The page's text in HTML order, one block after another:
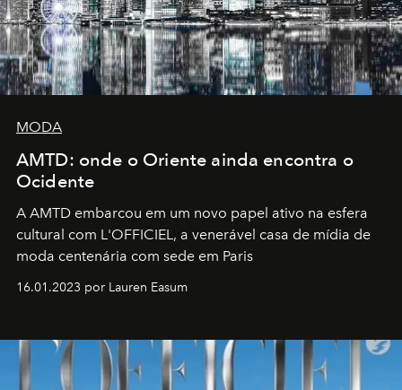
MODA
AMTD: onde o Oriente ainda encontra o
Ocidente
A AMTD embarcou em um novo papel ativo na esfera
cultural com L'OFFICIEL, a venerável casa de mídia de
moda centenária com sede em Paris
16.01.2023 por Lauren Easum